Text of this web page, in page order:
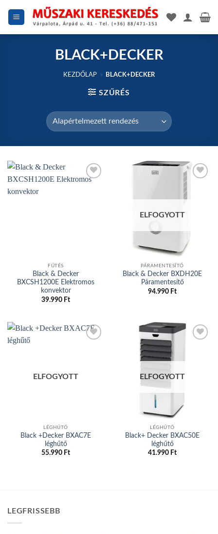
BLACK+DECKER
KEZDŐLAP » BLACK+DECKER
SZŰRÉS
FŰTÉS
Black & Decker
BXCSH1200E Elektromos
konvektor
39.990 Ft
wishlist
ELFOGYOTT
PÁRAMENTESÍTŐ
Black & Decker BXDH20E
Páramentesítő
94.990 Ft
ELFOGYOTT
LÉGHŰTŐ
Black +Decker BXAC7E
léghűtő
55.990 Ft
ELFOGYOTT
LÉGHŰTŐ
Black+ Decker BXAC50E
léghűtő
41.990 Ft
LEGFRISSEBB